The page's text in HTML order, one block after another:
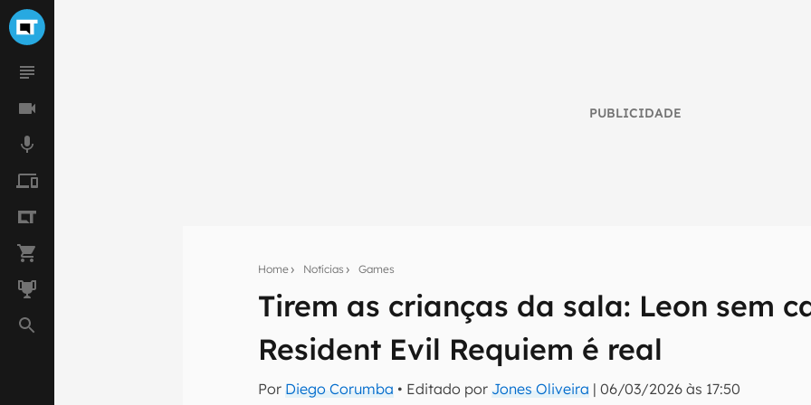
PUBLICIDADE
Home Notícias Games
Tirem as crianças da sala: Leon sem
Resident Evil Requiem é real
Por Diego Corumba • Editado por Jones Oliveira |06/03/2026 às 17:50
Seu resumo inteligente do mundo tech!
Assine a newsletter do Canaltech e receba notícias e reviews sobre tecnologia
mão.